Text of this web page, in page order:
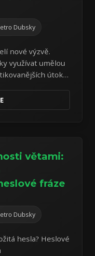
Dubsky
nové výzvě.
využívat umělou
útoků,
odhaluje
útoků.
větami:
fráze
Dubsky
hesla? Heslové